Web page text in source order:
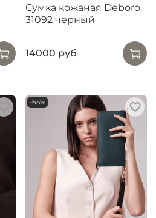
Сумка кожаная Deboro
31092 черный
14000 руб
-65%